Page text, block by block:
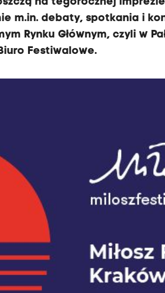
m.in. debaty, spotkania i
Rynku Głównym, czyli w
Festiwalowe.